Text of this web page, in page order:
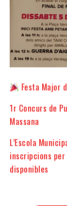
Festa Major
1r Concurs de
Massana
L’Escola
inscripcions
disponibles